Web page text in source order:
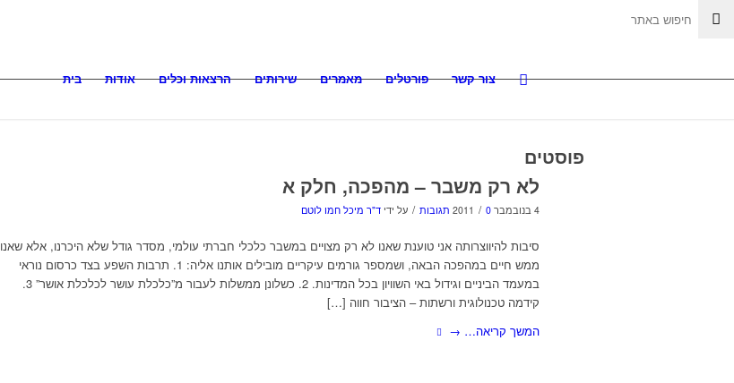
בית אודות הרצאות וכלים שירותים מאמרים פורטלים צור קשר
פוסטים
לא רק משבר – מהפכה, חלק א
4 בנובמבר 2011 / 0 תגובות / על ידי ד"ר מיכל חמו לוטם
סיבות להיווצרותה אני טוענת שאנו לא רק מצויים במשבר כלכלי חברתי עולמי, מסדר גודל שלא היכרנו, אלא שאנו
ממש חיים במהפכה הבאה, ושמספר גורמים עיקריים מובילים אותנו אליה: 1. תרבות השפע בצד כרסום נוראי
במעמד הביניים וגידול באי השוויון בכל המדינות. 2. כשלונן ממשלות לעבור מ”כלכלת עושר לכלכלת אושר” 3.
קידמה טכנולוגית ורשתות – הציבור חווה […]
המשך קריאה… →